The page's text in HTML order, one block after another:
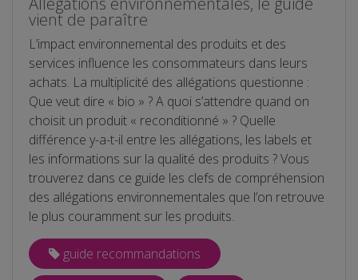
vient de paraître
L’impact environnemental des produits et des
services influence les consommateurs dans leurs
achats. La multiplicité des allégations questionne :
Que veut dire « bio » ? A quoi s’attendre quand on
choisit un produit « reconditionné » ? Quelle
différence y-a-t-il entre les allégations, les labels et
les informations sur la qualité des produits ? Vous
trouverez dans ce guide les clefs de compréhension
des allégations environnementales que l’on retrouve
le plus couramment sur les produits.
guide recommandations